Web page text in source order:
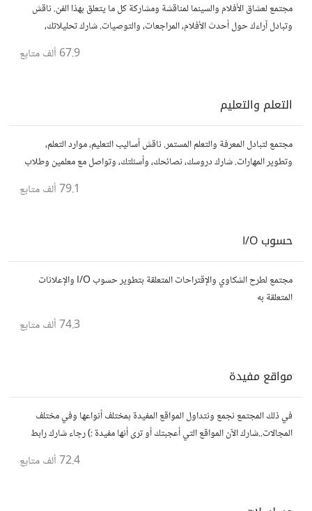
مجتمع لعشاق الأفلام والسينما لمناقشة ومشاركة كل ما يتعلق بهذا الفن. ناقش
وتبادل آراءك حول أحدث الأفلام، المراجعات، والتوصيات. شارك تحليلاتك،
قصصك، واستمتع بنقاشات حول الأفلام والمخرجين والسيناريوهات.
67.9 ألف متابع
التعلم والتعليم
مجتمع لتبادل المعرفة والتعلم المستمر. ناقش أساليب التعليم، موارد التعلم،
وتطوير المهارات. شارك دروسك، نصائحك، وأسئلتك، وتواصل مع معلمين وطلاب
79.1 ألف متابع
حسوب I/O
مجتمع لطرح الشكاوي والإقتراحات المتعلقة بتطوير حسوب I/O والإعلانات
المتعلقة به
74.3 ألف متابع
مواقع مفيدة
في ذلك المجتمع نجمع ونتداول المواقع المفيدة بمختلف أنواعها وفي مختلف
المجالات..شارك الآن المواقع التي أعجبتك أو ترى أنها مفيدة :) رجاء شارك رابط
72.4 ألف متابع